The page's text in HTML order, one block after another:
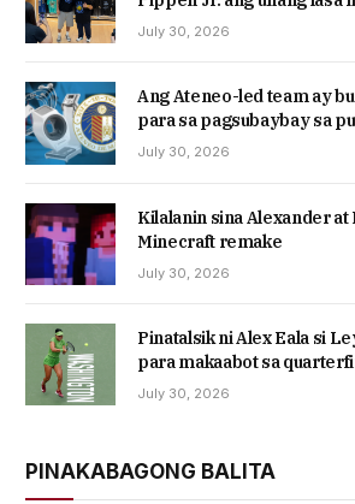
July 30, 2026
Ang Ateneo-led team ay
para sa pagsubaybay sa
July 30, 2026
Kilalanin sina Alexander
Minecraft remake
July 30, 2026
Pinatalsik ni Alex Eala si
para makaabot sa
July 30, 2026
PINAKABAGONG BALITA